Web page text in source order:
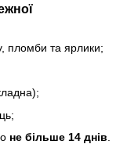
пломби та ярлики;
не більше 14 днів